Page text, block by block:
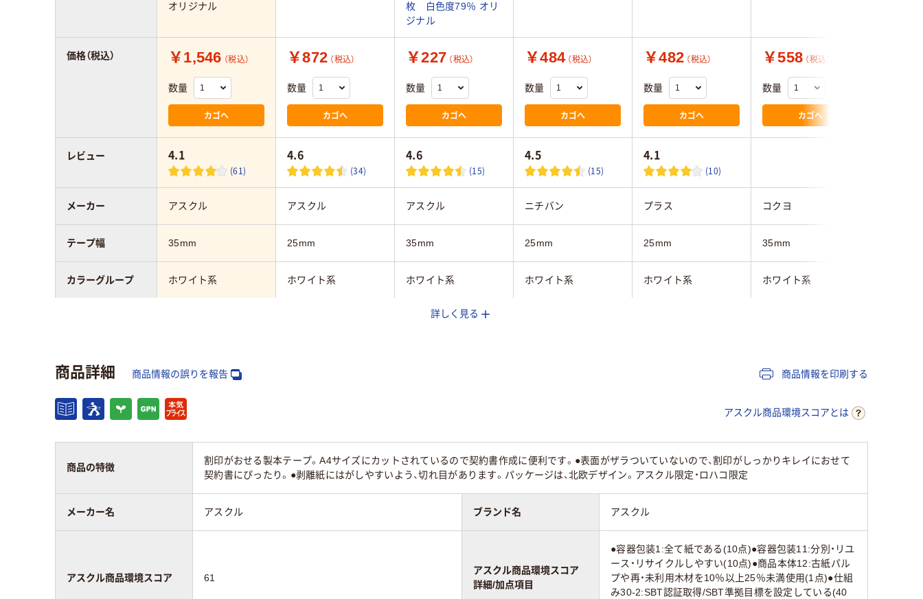
オリジナル
枚 白色度79％ オリ
ジナル
￥1,546 （税込）
数量
カゴへ
￥872 （税込）
数量
カゴへ
￥227 （税込）
数量
カゴへ
￥484 （税込）
数量
カゴへ
￥482 （税込）
数量
カゴへ
￥558 （税込）
数量
カゴへ
4.1
(61)
4.6
(34)
4.6
(15)
4.5
(15)
4.1
(10)
アスクル アスクル アスクル ニチバン プラス コクヨ
35mm 25mm 35mm 25mm 25mm 35mm
ホワイト系 ホワイト系 ホワイト系 ホワイト系 ホワイト系 ホワイト系
61
価格（税込）
レビュー
メーカー
テープ幅
カラーグループ
アスクル商品環境
詳しく見る
商品詳細 商品情報の誤りを報告 商品情報を印刷する
アスクル商品環境スコアとは
商品の特徴
割印がおせる製本テープ。A4サイズにカットされているので契約書作成に便利です。●表面がザラついていないので、割印がしっかりキレイにおせて
契約書にぴったり。●剥離紙にはがしやすいよう、切れ目があります。パッケージは、北欧デザイン。アスクル限定・ロハコ限定
メーカー名 アスクル ブランド名 アスクル
アスクル商品環境スコア 61
アスクル商品環境スコア
詳細/加点項目
●容器包装1:全て紙である(10点)●容器包装11:分別・リユ
ース・リサイクルしやすい(10点)●商品本体12:古紙パル
プや再・未利用木材を10％以上25％未満使用(1点)●仕組
み30-2:SBT認証取得/SBT準拠目標を設定している(40